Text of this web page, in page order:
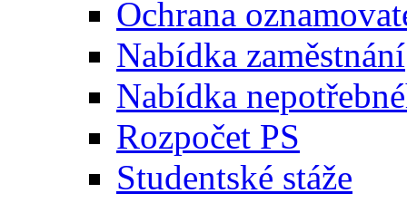
Ochrana
Nabídka zaměstnání
Nabídka
Rozpočet PS
Studentské stáže